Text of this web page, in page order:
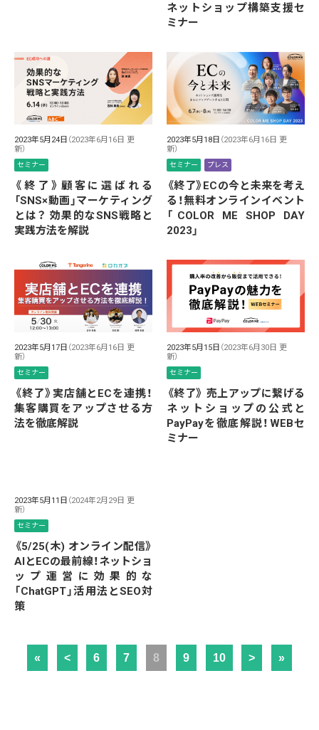
ネットショップ構築支援セ
ミナー
2023年5月24日 （2023年6月16日 更
新）
セミナー
《終了》顧客に選ばれる
「SNS×動画」マーケティング
とは？ 効果的なSNS戦略と
実践方法を解説
2023年5月18日 （2023年6月16日 更
新）
セミナー プレス
《終了》ECの今と未来を考え
る！無料オンラインイベント
「COLOR ME SHOP DAY
2023」
2023年5月17日 （2023年6月16日 更
新）
セミナー
《終了》実店舗とECを連携！
集客購買をアップさせる方
法を徹底解説
2023年5月15日 （2023年6月30日 更
新）
セミナー
《終了》 売上アップに繋げる
ネットショップの公式と
PayPayを徹底解説！WEBセ
ミナー
2023年5月11日 （2024年2月29日 更
新）
セミナー
《5/25(木) オンライン配信》
AIとECの最前線！ネットショ
ップ運営に効果的な
「ChatGPT」活用法とSEO対
策
« < 6 7 8 9 10 > »